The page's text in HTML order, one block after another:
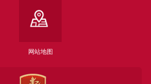
网站地图